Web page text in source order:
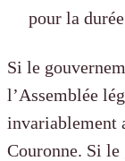
pour la
Si le
l’Assemblée
invariablement
Couronne. Si le